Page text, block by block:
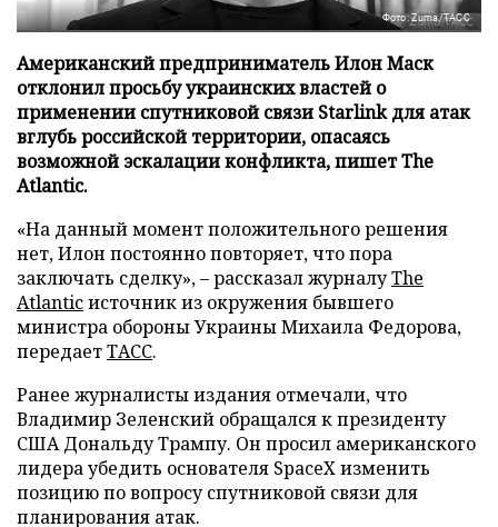
Фото: Zuma/ТАСС
Американский предприниматель Илон Маск
отклонил просьбу украинских властей о
применении спутниковой связи Starlink для атак
вглубь российской территории, опасаясь
возможной эскалации конфликта, пишет The
Atlantic.
«На данный момент положительного решения
нет, Илон постоянно повторяет, что пора
заключать сделку», – рассказал журналуThe
Atlanticисточник из окружения бывшего
министра обороны Украины Михаила Федорова,
передаетТАСС.
Ранее журналисты издания отмечали, что
Владимир Зеленский обращался к президенту
США Дональду Трампу. Он просил американского
лидера убедить основателя SpaceX изменить
позицию по вопросу спутниковой связи для
планирования атак.